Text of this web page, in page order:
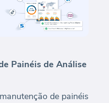
Painéis de Análise
de painéis